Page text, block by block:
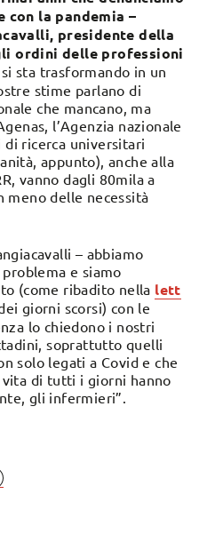
con la pandemia –
presidente della
ordini delle professioni
sta trasformando in un
stime parlano di
che mancano, ma
l’Agenzia nazionale
ricerca universitari
appunto), anche alla
vanno dagli 80mila a
delle necessità
– abbiamo
e siamo
(come ribadito nella lett
giorni scorsi) con le
lo chiedono i nostri
soprattutto quelli
solo legati a Covid e che
vita di tutti i giorni hanno
gli infermieri”.